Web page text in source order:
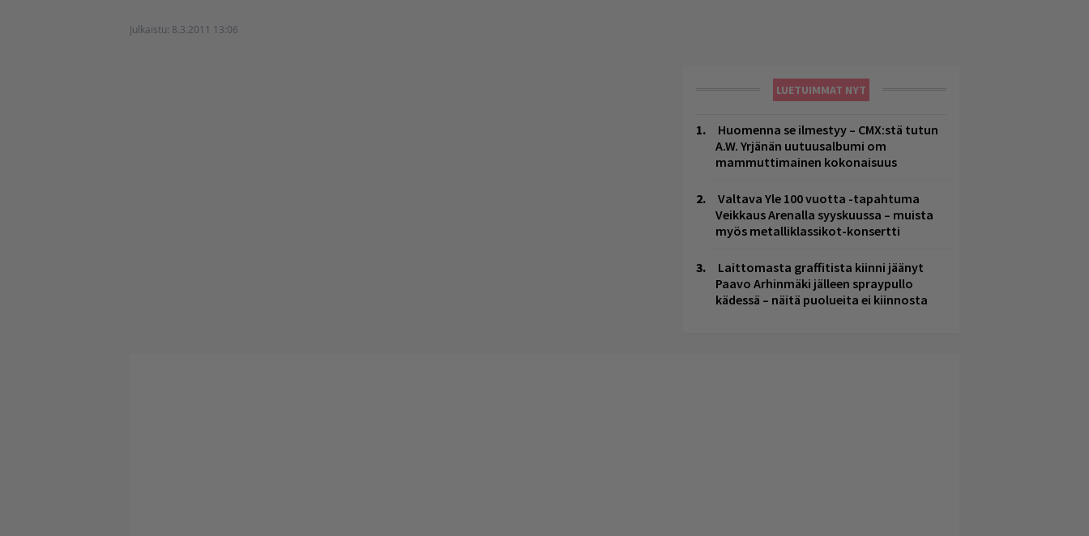
Julkaistu: 8.3.2011 13:06
LUETUIMMAT NYT
Huomenna se ilmestyy – CMX:stä tutun
A.W. Yrjänän uutuusalbumi om
mammuttimainen kokonaisuus
Valtava Yle 100 vuotta -tapahtuma
Veikkaus Arenalla syyskuussa – muista
myös metalliklassikot-konsertti
Laittomasta graffitista kiinni jäänyt
Paavo Arhinmäki jälleen spraypullo
kädessä – näitä puolueita ei kiinnosta